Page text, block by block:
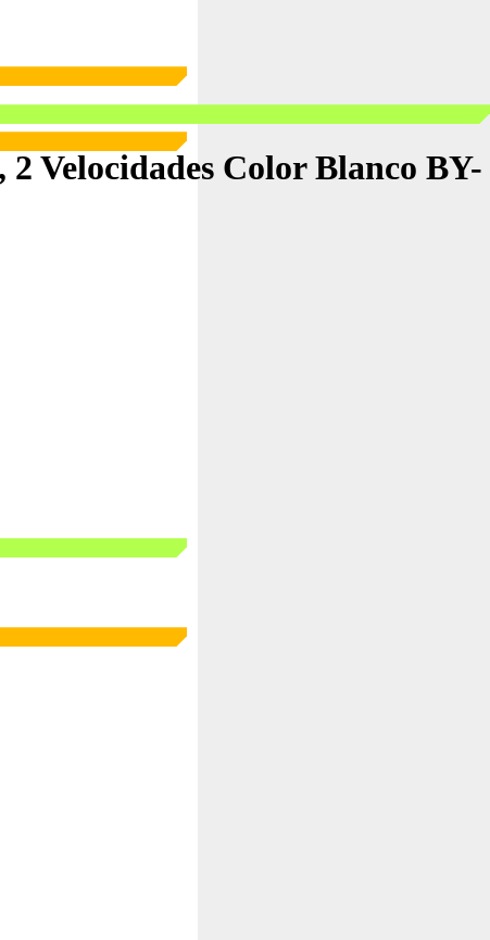
Velocidades Color Blanco BY-